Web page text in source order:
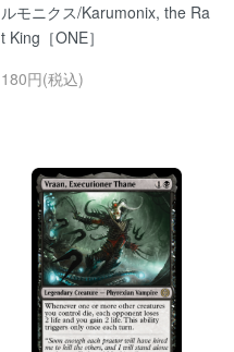
ルモニクス/Karumonix, the Ra
t King［ONE］
180円(税込)